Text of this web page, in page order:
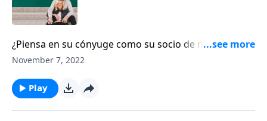
¿Piensa en su cónyuge como su socio de negocios?
Kevin Thompson cree que esposos y esposas son
que ver sobre cómo podemos trabajar juntos para
hacer realidad nuestros sueños.
November 7, 2022
Play